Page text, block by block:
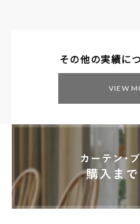
その他の実績に
VIEW